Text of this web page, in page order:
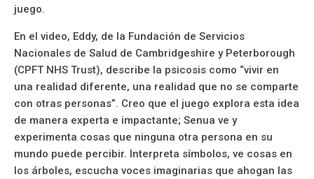
juego.
En el video, Eddy, de la Fundación de Servicios
Nacionales de Salud de Cambridgeshire y Peterborough
(CPFT NHS Trust), describe la psicosis como “vivir en
una realidad diferente, una realidad que no se comparte
con otras personas”. Creo que el juego explora esta idea
de manera experta e impactante; Senua ve y
experimenta cosas que ninguna otra persona en su
mundo puede percibir. Interpreta símbolos, ve cosas en
los árboles, escucha voces imaginarias que ahogan las